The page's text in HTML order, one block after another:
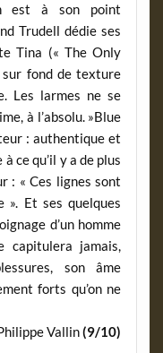
est à son point
Trudell dédie ses
Tina (« The Only
sur fond de texture
Les larmes ne se
à l’absolu. »Blue
: authentique et
ce qu’il y a de plus
: « Ces lignes sont
». Et ses quelques
d’un homme
capitulera jamais,
son âme
forts qu’on ne
Vallin(9/10)